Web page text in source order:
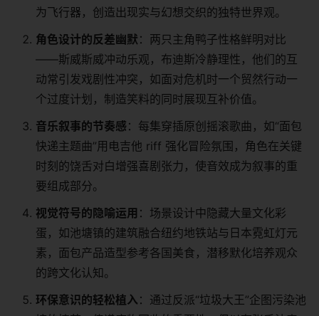
为飞行器，创造出现实与幻想交织的独特世界观。
​角色设计的反差幽默​ ​：两只主角鸭子性格鲜明对比
——斯威斯威冲动乐观，布迪斯冷静理性，他们的互
动常引发戏剧性冲突，如面对危机时一个贸然行动一
个过度计划，制造笑料的同时展现互补价值。
​音乐叙事的节奏感​ ​：每集穿插原创摇滚歌曲，如“面包
快递主题曲”用电吉他 riff 强化冒险氛围，角色在关键
时刻的饶舌对白增强喜剧张力，使音效成为叙事的重
要组成部分。
​视觉符号的隐喻运用​ ​：场景设计中隐藏大量文化彩
蛋，如池塘镇的建筑融合纽约地铁站与日本霓虹灯元
素，面包产品造型参考各国美食，潜移默化培养观众
的跨文化认知。
​环保意识的轻松植入​ ​：通过反派“垃圾大王”企图污染池